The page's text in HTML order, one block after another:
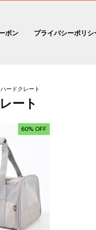
ポン プライバシーポリシ
ードクレート
ート
60% OFF